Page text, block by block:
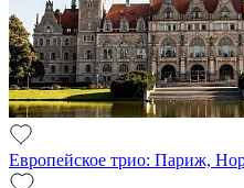
Европейское трио: Париж,